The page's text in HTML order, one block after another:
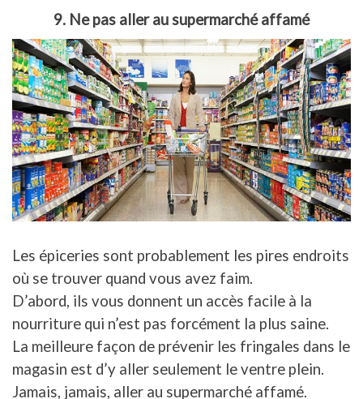
9. Ne pas aller au supermarché affamé
Les épiceries sont probablement les pires endroits
où se trouver quand vous avez faim.
D’abord, ils vous donnent un accès facile à la
nourriture qui n’est pas forcément la plus saine.
La meilleure façon de prévenir les fringales dans le
magasin est d’y aller seulement le ventre plein.
Jamais, jamais, aller au supermarché affamé.